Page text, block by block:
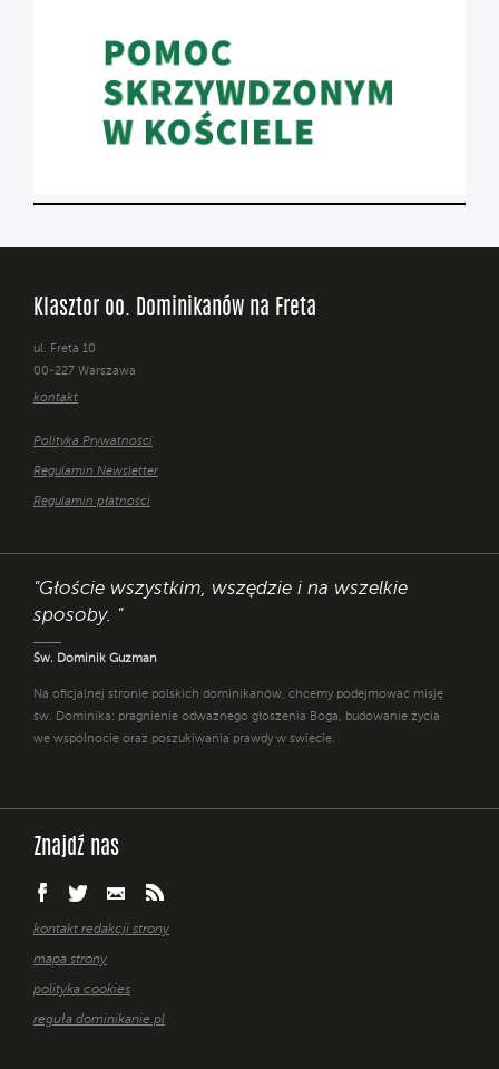
Klasztor oo. Dominikanów na Freta
ul. Freta 10
00-227 Warszawa
kontakt
Polityka Prywatności
Regulamin Newsletter
Regulamin płatności
"Głoście wszystkim, wszędzie i na wszelkie
sposoby. "
Św. Dominik Guzman
Na oficjalnej stronie polskich dominikanów, chcemy podejmować misję
św. Dominika: pragnienie odważnego głoszenia Boga, budowanie życia
we wspólnocie oraz poszukiwania prawdy w świecie.
Znajdź nas
kontakt redakcji strony
mapa strony
polityka cookies
reguła dominikanie.pl